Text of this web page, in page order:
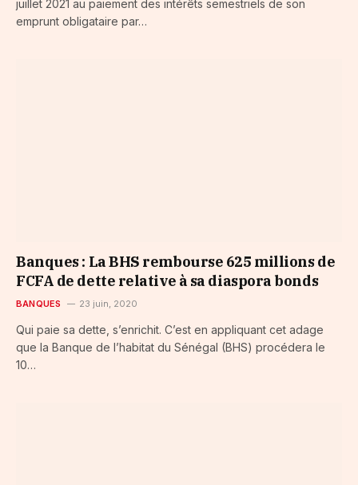
juillet 2021 au paiement des intérêts semestriels de son
emprunt obligataire par…
Banques : La BHS rembourse 625 millions de
FCFA de dette relative à sa diaspora bonds
BANQUES 23 juin, 2020
Qui paie sa dette, s’enrichit. C’est en appliquant cet adage
que la Banque de l’habitat du Sénégal (BHS) procédera le
10…